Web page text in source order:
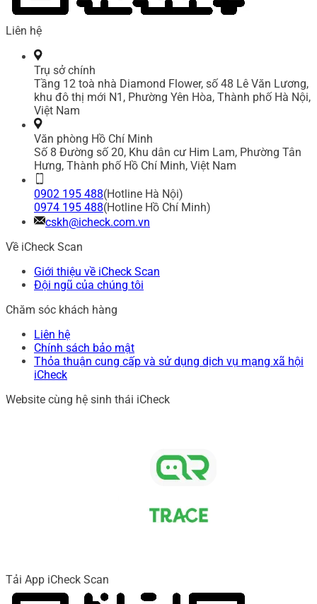
Liên hệ
Trụ sở chính
Tầng 12 toà nhà Diamond Flower, số 48 Lê Văn Lương,
khu đô thị mới N1, Phường Yên Hòa, Thành phố Hà Nội,
Việt Nam
Văn phòng Hồ Chí Minh
Số 8 Đường số 20, Khu dân cư Him Lam, Phường Tân
Hưng, Thành phố Hồ Chí Minh, Việt Nam
0902 195 488(Hotline Hà Nội)
0974 195 488(Hotline Hồ Chí Minh)
cskh@icheck.com.vn
Về iCheck Scan
Giới thiệu về iCheck Scan
Đội ngũ của chúng tôi
Chăm sóc khách hàng
Liên hệ
Chính sách bảo mật
Thỏa thuận cung cấp và sử dụng dịch vụ mạng xã hội
iCheck
Website cùng hệ sinh thái iCheck
Tải App iCheck Scan